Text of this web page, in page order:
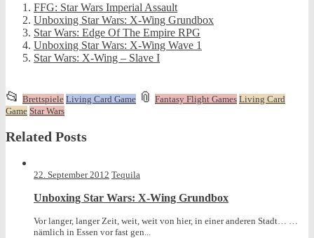
FFG: Star Wars Imperial Assault
Unboxing Star Wars: X-Wing Grundbox
Star Wars: Edge Of The Empire RPG
Unboxing Star Wars: X-Wing Wave 1
Star Wars: X-Wing – Slave I
📂 This
entry
was
posted
in
Brettspiele Living Card Game 📎 and
Fantasy Flight Games Living Card
Game Star Wars
Related Posts
22. September 2012 Tequila
Unboxing Star Wars: X-Wing Grundbox
Vor langer, langer Zeit, weit, weit von hier, in einer anderen Stadt… …
nämlich in Essen vor fast gen...